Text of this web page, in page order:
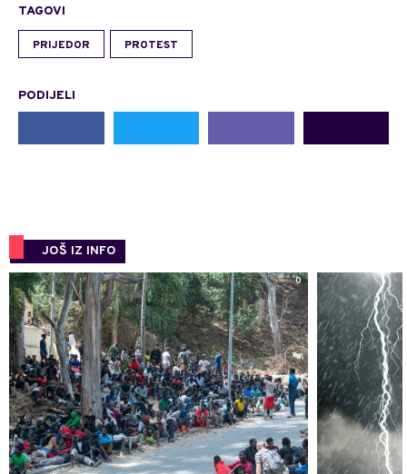
TAGOVI
PRIJEDOR PROTEST
PODIJELI
JOŠ IZ INFO
0